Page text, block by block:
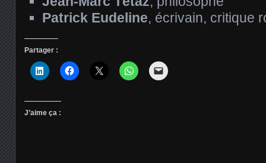
Patrick Eudeline, écrivain, critique
Partager :
J’aime ça :